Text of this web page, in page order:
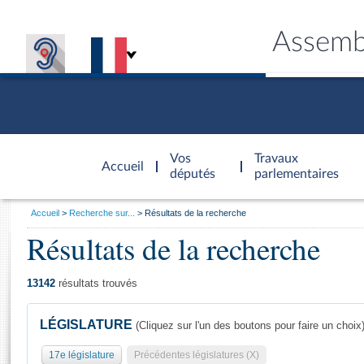
Accueil
d'accueil
Vos
députés
Travaux
parlementaires
Général
Vous
Accueil Recherche sur... Résultats de la recherche
Résultats de la recherche
13142 résultats trouvés
LÉGISLATURE (Cliquez sur l'un des boutons pour faire un choix)
17e législature Précédentes législatures (X)